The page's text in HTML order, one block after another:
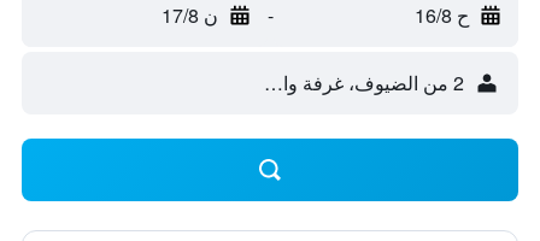
ح 16/8 - ن 17/8
2 من الضيوف، غرفة واحدة